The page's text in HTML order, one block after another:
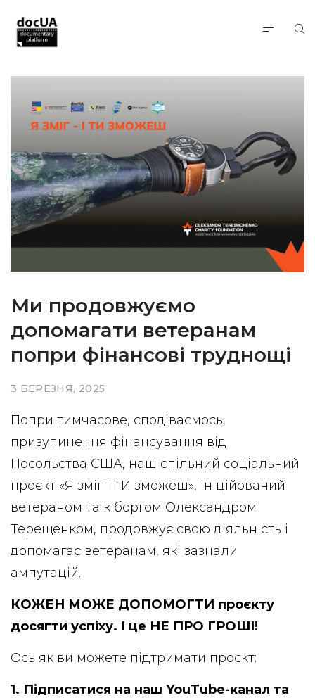
Ми продовжуємо
допомагати ветеранам
попри фінансові труднощі
3 БЕРЕЗНЯ, 2025
Попри тимчасове, сподіваємось,
призупинення фінансування від
Посольства США, наш спільний соціальний
проєкт «Я зміг і ТИ зможеш», ініційований
ветераном та кіборгом Олександром
Терещенком, продовжує свою діяльність і
допомагає ветеранам, які зазнали
ампутацій.
КОЖЕН МОЖЕ ДОПОМОГТИ проєкту
досягти успіху. І це НЕ ПРО ГРОШІ!
Ось як ви можете підтримати проєкт:
1. Підписатися на наш YouTube-канал та